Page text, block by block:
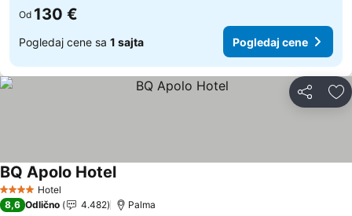
Od 130 €
Pogledaj cene sa 1 sajta Pogledaj cene
Deli
4 ZvezdiceHotel
BQ Apolo HotelPogledaj cene
8,6 Odlično 4.482 Palma